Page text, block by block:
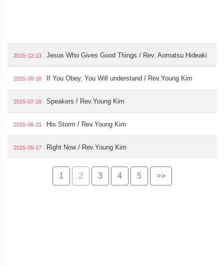
2015-12-13 Jesus Who Gives Good Things / Rev. Aomatsu Hideaki
2015-08-16 If You Obey, You Will understand / Rev.Young Kim
2015-07-19 Speakers / Rev.Young Kim
2015-06-21 His Storm / Rev.Young Kim
2015-05-17 Right Now / Rev.Young Kim
1 2 3 4 5 >>